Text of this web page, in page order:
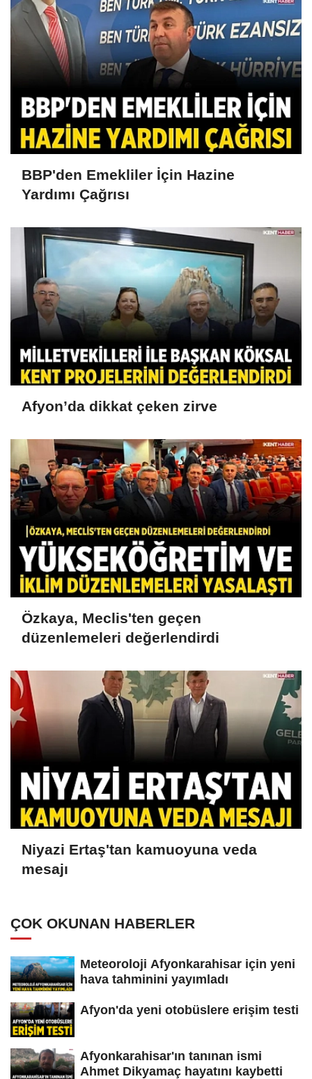
BBP'den Emekliler İçin Hazine
Yardımı Çağrısı
Afyon’da dikkat çeken zirve
Özkaya, Meclis'ten geçen
düzenlemeleri değerlendirdi
Niyazi Ertaş'tan kamuoyuna veda
mesajı
ÇOK OKUNAN HABERLER
Meteoroloji Afyonkarahisar için yeni
hava tahminini yayımladı
Afyon'da yeni otobüslere erişim testi
Afyonkarahisar'ın tanınan ismi
Ahmet Dikyamaç hayatını kaybetti